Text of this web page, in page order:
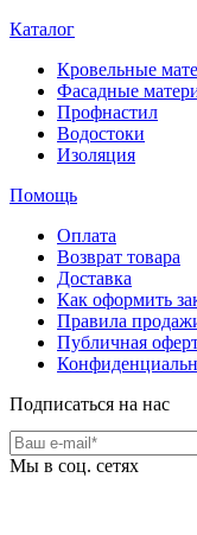
Каталог
Кровельные
Фасадные
Профнастил
Водостоки
Изоляция
Помощь
Оплата
Возврат товара
Доставка
Как оформить
Правила
Публичная
Подписаться на нас
Мы в соц. сетях